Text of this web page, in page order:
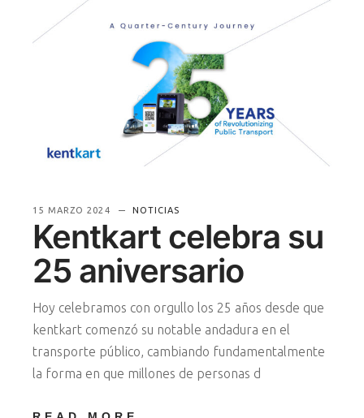
15 MARZO 2024 NOTICIAS
Kentkart celebra su
25 aniversario
Hoy celebramos con orgullo los 25 años desde que
kentkart comenzó su notable andadura en el
transporte público, cambiando fundamentalmente
la forma en que millones de personas d